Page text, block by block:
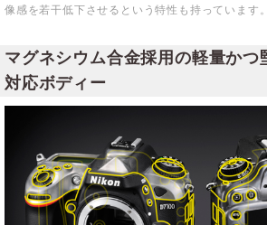
像感を若干低下させるという特性も持っています。
マグネシウム合金採用の軽量かつ
対応ボディー